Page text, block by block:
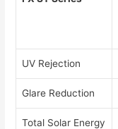
UV Rejection
Glare Reduction
Total Solar Energy